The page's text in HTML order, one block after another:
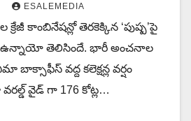
ESALEMEDIA
క్రేజీ కాంబినేషన్లో తెరకెక్కిన ‘పుష్ప’పై
తెలిసిందే. భారీ అంచనాల
వద్ద కలెక్షన్ల వర్షం
వైడ్ గా 176 కోట్ల…